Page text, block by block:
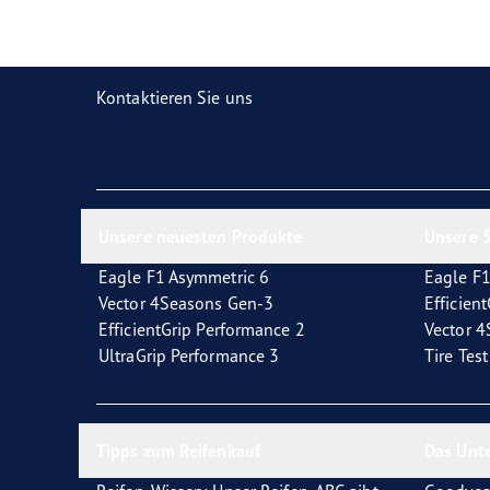
Kontaktieren Sie uns
Eagle F1 Asymmetric 6
Vector 4Seasons Gen-3
EfficientGrip Performance 2
UltraGrip Performance 3
Eagle
Vector
Tire